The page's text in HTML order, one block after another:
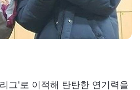
그'로 이적해 탄탄한 연기력을